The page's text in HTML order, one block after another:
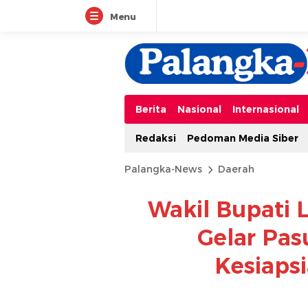
Menu
Berita Nasional Internasional
Redaksi Pedoman Media Siber
Palangka-News Daerah
Wakil Bupati
Gelar